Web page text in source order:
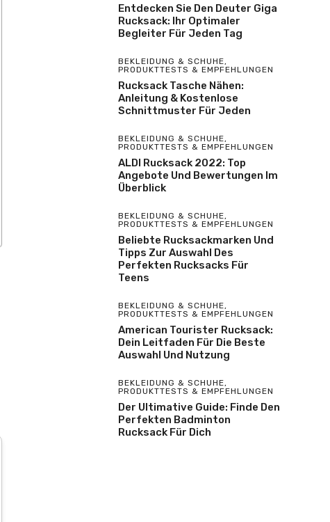
Entdecken Sie Den Deuter Giga
Rucksack: Ihr Optimaler
Begleiter Für Jeden Tag
BEKLEIDUNG & SCHUHE,
PRODUKTTESTS & EMPFEHLUNGEN
Rucksack Tasche Nähen:
Anleitung & Kostenlose
Schnittmuster Für Jeden
BEKLEIDUNG & SCHUHE,
PRODUKTTESTS & EMPFEHLUNGEN
ALDI Rucksack 2022: Top
Angebote Und Bewertungen Im
Überblick
BEKLEIDUNG & SCHUHE,
PRODUKTTESTS & EMPFEHLUNGEN
Beliebte Rucksackmarken Und
Tipps Zur Auswahl Des
Perfekten Rucksacks Für
Teens
BEKLEIDUNG & SCHUHE,
PRODUKTTESTS & EMPFEHLUNGEN
American Tourister Rucksack:
Dein Leitfaden Für Die Beste
Auswahl Und Nutzung
BEKLEIDUNG & SCHUHE,
PRODUKTTESTS & EMPFEHLUNGEN
Der Ultimative Guide: Finde Den
Perfekten Badminton
Rucksack Für Dich